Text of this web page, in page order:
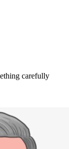
carefully